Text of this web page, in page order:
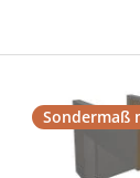
Sondermaß